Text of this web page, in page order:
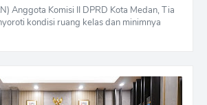
Anggota Komisi II DPRD Kota Medan, Tia
kondisi ruang kelas dan minimnya